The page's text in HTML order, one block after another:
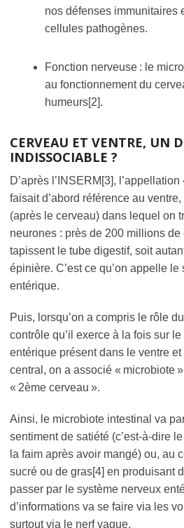
nos défenses immunitaires
cellules pathogènes.
Fonction nerveuse : le
au fonctionnement du
humeurs[2].
CERVEAU ET VENTRE, UN
INDISSOCIABLE ?
D’après l’INSERM[3],
faisait d’abord référence au ventre,
(après le cerveau) dans lequel on
neurones : près de 200 millions
tapissent le tube digestif, soit
épinière. C’est ce qu’on appelle
entérique.
Puis, lorsqu’on a compris le rôle
contrôle qu’il exerce à la fois sur
entérique présent dans le ventre
central, on a associé « microbiote
« 2ème cerveau ».
Ainsi, le microbiote intestinal va
sentiment de satiété (c’est-à-dire
la faim après avoir mangé) ou, au
sucré ou de gras[4] en produisant
passer par le système nerveux
d’informations va se faire via les
surtout via le nerf vague.